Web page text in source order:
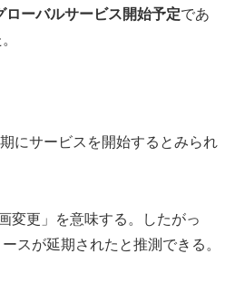
ローバルサービス開始予定であ
にサービスを開始するとみられ
変更」を意味する。したがっ
スが延期されたと推測できる。